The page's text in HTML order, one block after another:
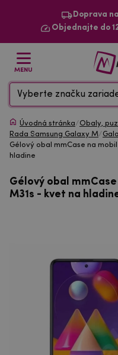
Doprava
Objednajte do
MENU
Vyberte značku
Úvodná stránka/Obaly,
Rada Samsung Galaxy M/
Gélový obal mmCase na
hladine
Gélový obal
M31s - kvet na